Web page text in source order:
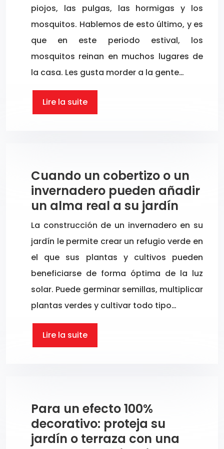
piojos, las pulgas, las hormigas y los
mosquitos. Hablemos de esto último, y es
que en este periodo estival, los
mosquitos reinan en muchos lugares de
la casa. Les gusta morder a la gente…
Lire la suite
Cuando un cobertizo o un
invernadero pueden añadir
un alma real a su jardín
La construcción de un invernadero en su
jardín le permite crear un refugio verde en
el que sus plantas y cultivos pueden
beneficiarse de forma óptima de la luz
solar. Puede germinar semillas, multiplicar
plantas verdes y cultivar todo tipo…
Lire la suite
Para un efecto 100%
decorativo: proteja su
jardín o terraza con una